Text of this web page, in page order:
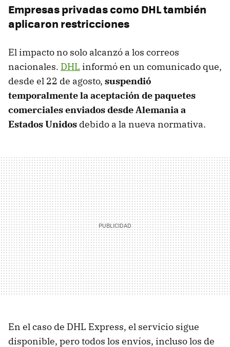
Empresas privadas como DHL también
aplicaron restricciones
El impacto no solo alcanzó a los correos
nacionales. DHL informó en un comunicado que,
desde el 22 de agosto, suspendió
temporalmente la aceptación de paquetes
comerciales enviados desde Alemania a
Estados Unidos debido a la nueva normativa.
En el caso de DHL Express, el servicio sigue
disponible, pero todos los envíos, incluso los de